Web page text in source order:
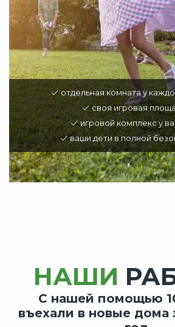
отдельная комната у
своя игровая
игровой комплекс у
ваши дети в полной
НАШИ
С нашей помощью
въехали в новые